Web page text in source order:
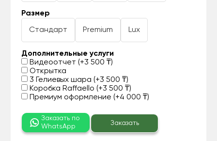
Размер
Стандарт Premium Lux
Дополнительные услуги
Видеоотчет (+3 500 ₸)
Открытка
3 Гелиевых шара (+3 500 ₸)
Коробка Raffaello (+3 500 ₸)
Премиум оформление (+4 000 ₸)
Заказать по
WhatsApp
Заказать